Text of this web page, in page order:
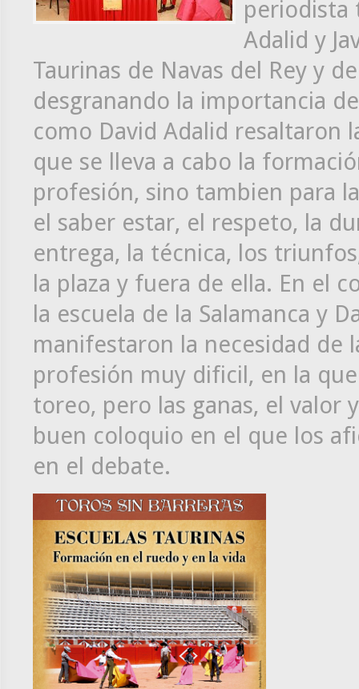
periodista
Adalid y
Taurinas de Navas del Rey y
desgranando la importancia
como David Adalid resaltaron
que se lleva a cabo la
profesión, sino tambien para
el saber estar, el respeto, la
entrega, la técnica, los
la plaza y fuera de ella. En el
la escuela de la Salamanca y
manifestaron la necesidad de
profesión muy dificil, en la
toreo, pero las ganas, el valor
buen coloquio en el que los
en el debate.